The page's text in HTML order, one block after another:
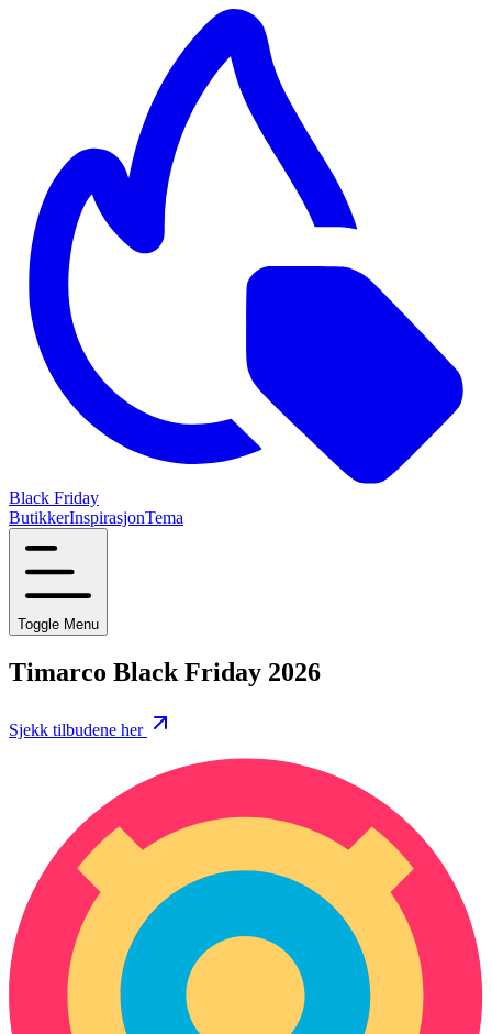
Black Friday
ButikkerInspirasjonTema
Toggle Menu
Timarco Black Friday 2026
Sjekk tilbudene her